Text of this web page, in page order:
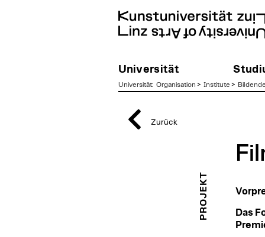
Universität
Universität: Organisation > Institute >
Zurück
PROJEKT Das